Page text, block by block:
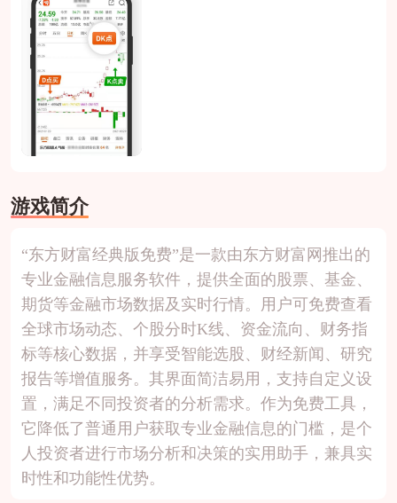
游戏简介
“东方财富经典版免费”是一款由东方财富网推出的
专业金融信息服务软件，提供全面的股票、基金、
期货等金融市场数据及实时行情。用户可免费查看
全球市场动态、个股分时K线、资金流向、财务指
标等核心数据，并享受智能选股、财经新闻、研究
报告等增值服务。其界面简洁易用，支持自定义设
置，满足不同投资者的分析需求。作为免费工具，
它降低了普通用户获取专业金融信息的门槛，是个
人投资者进行市场分析和决策的实用助手，兼具实
时性和功能性优势。